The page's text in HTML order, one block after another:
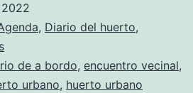
tod@s
venir!
, Diario del huerto,
de a bordo, encuentro vecinal,
urbano, huerto urbano